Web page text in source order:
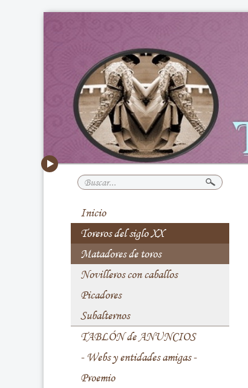
Buscar...
Inicio
Toreros del siglo XX
Matadores de toros
Novilleros con caballos
Picadores
Subalternos
TABLÓN de ANUNCIOS
- Webs y entidades amigas -
Proemio